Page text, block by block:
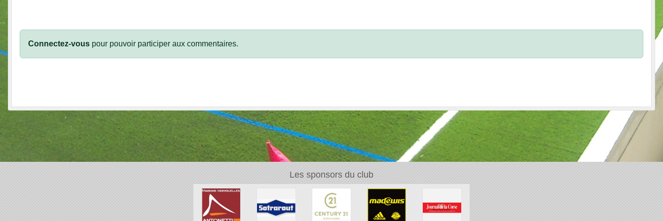
Connectez-vous pour pouvoir participer aux commentaires.
Les sponsors du club